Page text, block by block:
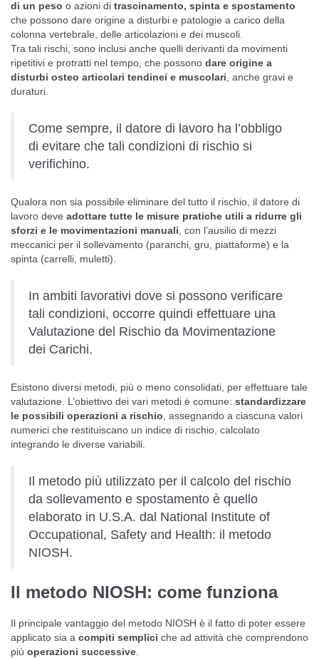
di un peso o azioni di trascinamento, spinta e spostamento
che possono dare origine a disturbi e patologie a carico della
colonna vertebrale, delle articolazioni e dei muscoli.
Tra tali rischi, sono inclusi anche quelli derivanti da movimenti
ripetitivi e protratti nel tempo, che possono dare origine a
disturbi osteo articolari tendinei e muscolari , anche gravi e
duraturi.
Come sempre, il datore di lavoro ha l’obbligo
di evitare che tali condizioni di rischio si
verifichino.
Qualora non sia possibile eliminare del tutto il rischio, il datore di
lavoro deve adottare tutte le misure pratiche utili a ridurre gli
sforzi e le movimentazioni manuali , con l’ausilio di mezzi
meccanici per il sollevamento (paranchi, gru, piattaforme) e la
spinta (carrelli, muletti).
In ambiti lavorativi dove si possono verificare
tali condizioni, occorre quindi effettuare una
Valutazione del Rischio da Movimentazione
dei Carichi.
Esistono diversi metodi, più o meno consolidati, per effettuare tale
valutazione. L’obiettivo dei vari metodi è comune: standardizzare
le possibili operazioni a rischio , assegnando a ciascuna valori
numerici che restituiscano un indice di rischio, calcolato
integrando le diverse variabili.
Il metodo più utilizzato per il calcolo del rischio
da sollevamento e spostamento è quello
elaborato in U.S.A. dal National Institute of
Occupational, Safety and Health: il metodo
NIOSH.
Il metodo NIOSH: come funziona
Il principale vantaggio del metodo NIOSH è il fatto di poter essere
applicato sia a compiti semplici che ad attività che comprendono
più operazioni successive